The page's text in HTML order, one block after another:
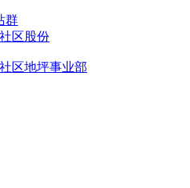
群
区股份
区地坪事业部